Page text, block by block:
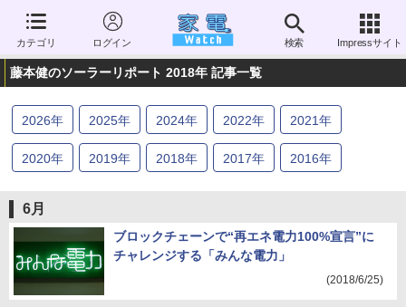
カテゴリ ログイン 検索 Impressサイト
藤本健のソーラーリポート 2018年 記事一覧
2026年 2025年 2024年 2022年 2021年
2020年 2019年 2018年 2017年 2016年
6月
ブロックチェーンで“再エネ電力100%宣言”に
チャレンジする「みんな電力」
(2018/6/25)